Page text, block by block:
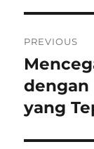
PREVIOUS
Previous
post:
dengan
yang